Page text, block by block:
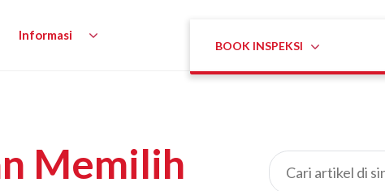
Informasi
Memilih
BOOK INSPEKSI